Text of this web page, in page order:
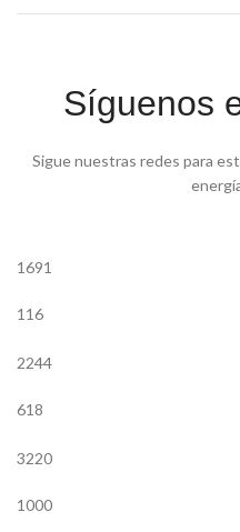
Síguenos
Sigue nuestras redes para
1691
116
2244
618
3220
1000